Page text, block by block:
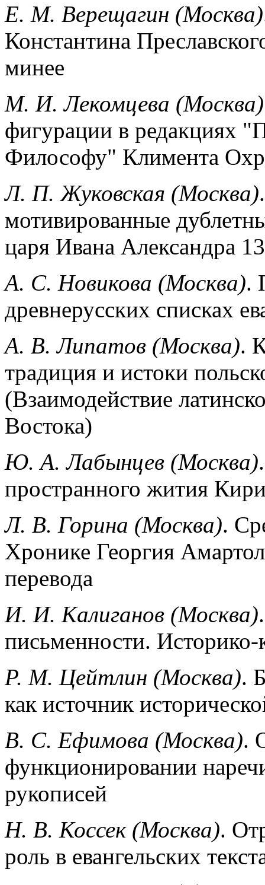
Е. М. Верещагин (Москва)
Константина
минее
М. И. Лекомцева (Москва)
фигурации в редакциях
Философу" Климента
Л. П. Жуковская (Москва)
мотивированные
царя Ивана Александра
А. С. Новикова (Москва).
древнерусских списках
А. В. Липатов (Москва).
традиция и истоки
(Взаимодействие
Востока)
Ю. А. Лабынцев (Москва)
пространного жития
Л. В. Горина (Москва).
Хронике Георгия
перевода
И. И. Калиганов (Москва)
письменности. Историко-
Р. М. Цейтлин (Москва).
как источник
В. С. Ефимова (Москва).
функционировании
рукописей
Н. В. Коссек (Москва).
роль в евангель­ских